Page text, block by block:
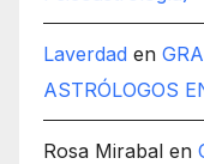
Laverdad en
ASTRÓLOGOS
Rosa Mirabal en